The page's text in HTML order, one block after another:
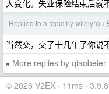
大变化。失业保险结束后就
Replied to a topic by wildlynx ›
当然交，交了十几年了你说
» More replies by qiaobeier
© 2026 V2EX · 11ms ·